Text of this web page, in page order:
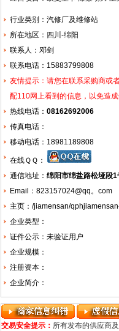
行业类别：汽修厂及维修站
所在地区：四川-绵阳
联系人：邓剑
联系电话：15883799808
友情提示：请您在联系采购商或
配110网上看到的信息，以免造成
热线电话： 08162692006
传真电话：
移动电话：18981189808
在线ＱＱ：
通信地址： 绵阳市绵盐路松垭段1
Email：823157024@qq。com
主页： /jiamensan/
企业类型：
证件公示：未验证用户
企业规模：
注册资本：
企业简介：
交易安全提示： 所有发布的供应商